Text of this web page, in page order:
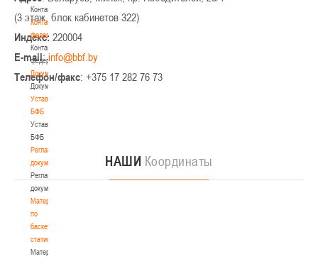
Контакты
Контакты
федерации
Контакты
федерации
Документы
Документы
Устав
БФБ
Устав
БФБ
Регламентирующие
документы
Регламентирующие
документы
Материалы
по
баскетбольной
статистике
Материалы
(3 этаж, блок кабинетов 322)
Индекс: 220004
E-mail:
Телефон/факс: +375 17 282 76 73
НАШИ Координаты